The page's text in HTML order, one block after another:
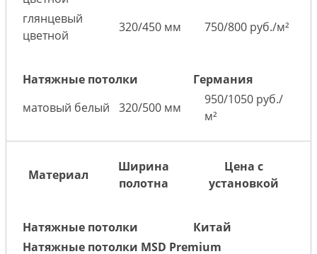
глянцевый
цветной
320/450 мм 750/800 руб./м²
Натяжные потолки
Германия
матовый белый
320/500 мм
950/1050 руб./
м²
Материал
Ширина
полотна
Цена с
установкой
Натяжные потолки
Китай
Натяжные потолки MSD Premium